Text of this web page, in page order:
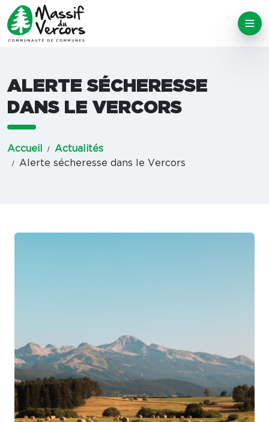
ALERTE SÉCHERESSE
DANS LE VERCORS
Accueil
Actualités
Alerte sécheresse dans le Vercors